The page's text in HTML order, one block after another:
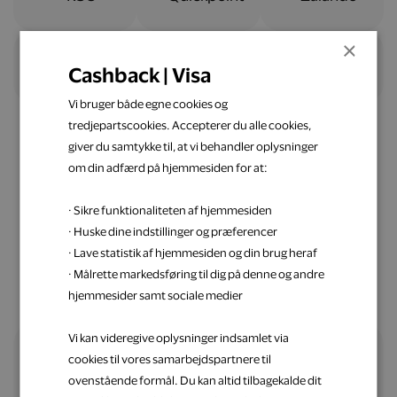
Nemt og ligetil
Spar penge op med Visa
Alle fordele samlet ét sted
×
Cashback | Visa
Vi bruger både egne cookies og
tredjepartscookies. Accepterer du alle cookies,
giver du samtykke til, at vi behandler oplysninger
om din adfærd på hjemmesiden for at:
· Sikre funktionaliteten af hjemmesiden
· Huske dine indstillinger og præferencer
· Lave statistik af hjemmesiden og din brug heraf
· Målrette markedsføring til dig på denne og andre
hjemmesider samt sociale medier
Vi kan videregive oplysninger indsamlet via
cookies til vores samarbejdspartnere til
ovenstående formål. Du kan altid tilbagekalde dit